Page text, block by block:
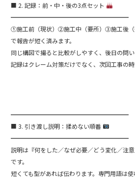
■ 2. 記録：前・中・後の3点セット
━━━━━━━━━━━━━━━━━━━━
①施工前（現状）②施工中（要所）③施工後（
で報告が短く済みます。
同じ構図で撮ると比較がしやすく、後日の問い
記録はクレーム対策だけでなく、次回工事の時
━━━━━━━━━━━━━━━━━━━━
■ 3. 引き渡し説明：揉めない順番
━━━━━━━━━━━━━━━━━━━━
説明は『何をした／なぜ必要／どう変化／注
です。
短くても型があれば伝わります。専門用語は